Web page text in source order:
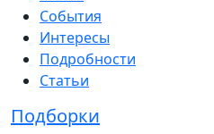
События
Интересы
Подробности
Статьи
Подборки